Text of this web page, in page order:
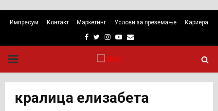
Импресум Контакт Маркетинг Услови за преземање Кариера
Facebook
TwitterInstagram
Youtube
Email
PRIMARY
MENU
кралица елизабета